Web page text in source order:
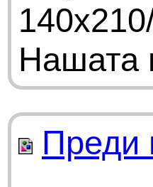
Нашата
Преди